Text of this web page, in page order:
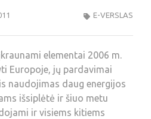
E-VERSLAS
elementai 2006 m.
Europoje, jų pardavimai
naudojimas daug energijos
išsiplėtė ir šiuo metu
ir visiems kitiems